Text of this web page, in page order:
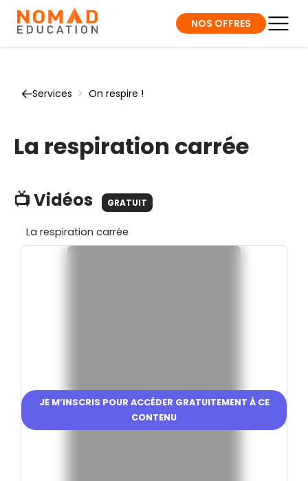
NOS OFFRES
Services > On respire !
La respiration carrée
📺 Vidéos GRATUIT
La respiration carrée
JE M’INSCRIS POUR ACCÉDER GRATUITEMENT À CE
CONTENU